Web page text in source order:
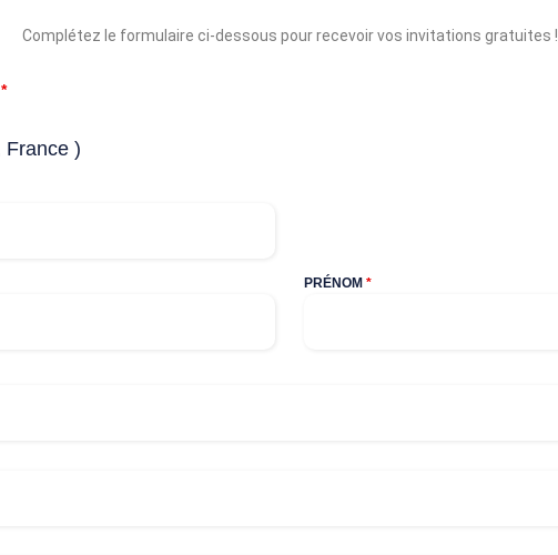
Complétez le formulaire ci-dessous pour recevoir vos invitations gratuites !
*
France )
PRÉNOM *